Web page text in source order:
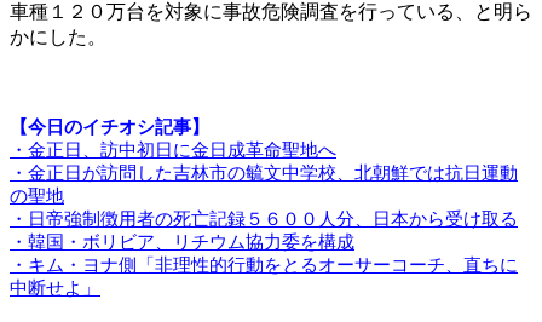
車種１２０万台を対象に事故危険調査を行っている、と明ら
かにした。
【今日のイチオシ記事】
・金正日、訪中初日に金日成革命聖地へ
・金正日が訪問した吉林市の毓文中学校、北朝鮮では抗日運動
の聖地
・日帝強制徴用者の死亡記録５６００人分、日本から受け取る
・韓国・ボリビア、リチウム協力委を構成
・キム・ヨナ側「非理性的行動をとるオーサーコーチ、直ちに
中断せよ」